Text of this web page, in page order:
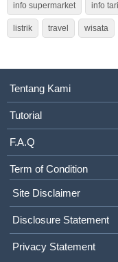
info supermarket info
listrik travel wisata
Tentang Kami
Tutorial
F.A.Q
Term of Condition
Site Disclaimer
Disclosure Statement
Privacy Statement